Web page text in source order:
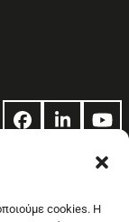
cookies. Η
Facebook
LinkedIn